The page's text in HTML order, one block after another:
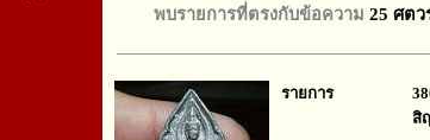
พบรายการที่ตรงกับข้อความ 25 ศตว
รายการ
สิ